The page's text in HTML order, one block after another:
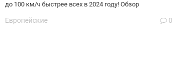
до 100 км/ч быстрее всех в 2024 году! Обзор
Европейские 0